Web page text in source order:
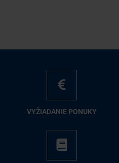
VY­ŽIA­DA­NIE PO­NU­KY